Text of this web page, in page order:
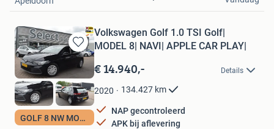
Bewaren
Mijn
Favorieten
GOLF 8 NW MODEL
Volkswagen Golf 1.0 TSI Golf|
MODEL 8| NAVI| APPLE CAR PLAY|
€ 14.940,- Details
2020 134.427 km
NAP gecontroleerd
APK bij aflevering